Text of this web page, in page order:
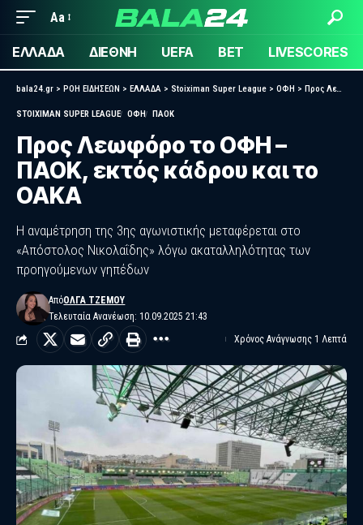
Aa
ΕΛΛΑΔΑ ΔΙΕΘΝΗ UEFA BET LIVESCORES
bala24.gr > ΡΟΗ ΕΙΔΗΣΕΩΝ > ΕΛΛΑΔΑ > Stoiximan Super League > ΟΦΗ > Προς Λεωφόρο το ΟΦΗ – ΠΑΟΚ, εκτός κάδρου και το ΟΑΚΑ
STOIXIMAN SUPER LEAGUE ΟΦΗ ΠΑΟΚ
Προς Λεωφόρο το ΟΦΗ –
ΠΑΟΚ, εκτός κάδρου και το
ΟΑΚΑ
Η αναμέτρηση της 3ης αγωνιστικής μεταφέρεται στο
«Απόστολος Νικολαΐδης» λόγω ακαταλληλότητας των
προηγούμενων γηπέδων
Τελευταία Ανανέωση: 10.09.2025 21:43
ΑπόΌΛΓΑ ΤΖΈΜΟΥ
Χρόνος Ανάγνωσης 1 Λεπτά